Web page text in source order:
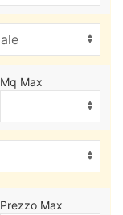
Mq Max
Prezzo Max